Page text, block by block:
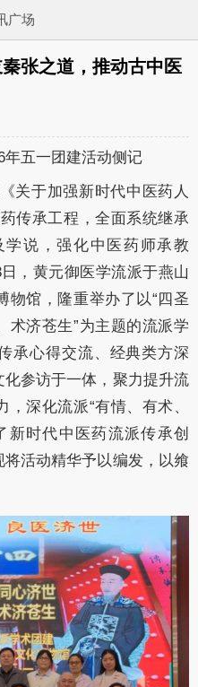
广场
张之道，推动古中医
五一团建活动侧记
关于加强新时代中医药人
传承工程，全面系统继承
说，强化中医药师承教
，黄元御医学流派于燕山
物馆，隆重举办了以“四圣
术济苍生”为主题的流派学
承心得交流、经典类方深
参访于一体，聚力提升流
深化流派“有情、有术、
新时代中医药流派传承创
活动精华予以编发，以飨